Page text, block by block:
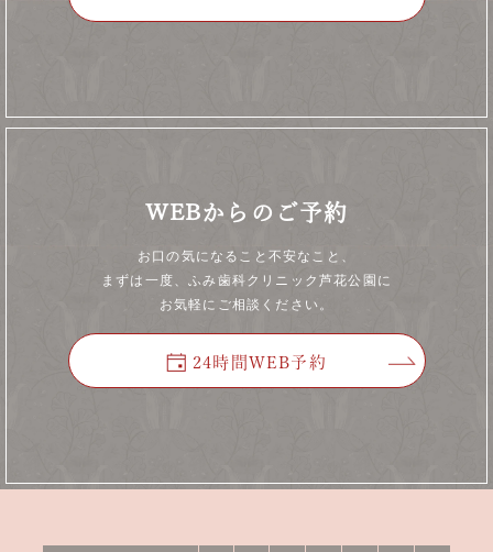
WEBからのご予約
お口の気になること不安なこと、
まずは一度、ふみ歯科クリニック芦花公園に
お気軽にご相談ください。
24時間WEB予約